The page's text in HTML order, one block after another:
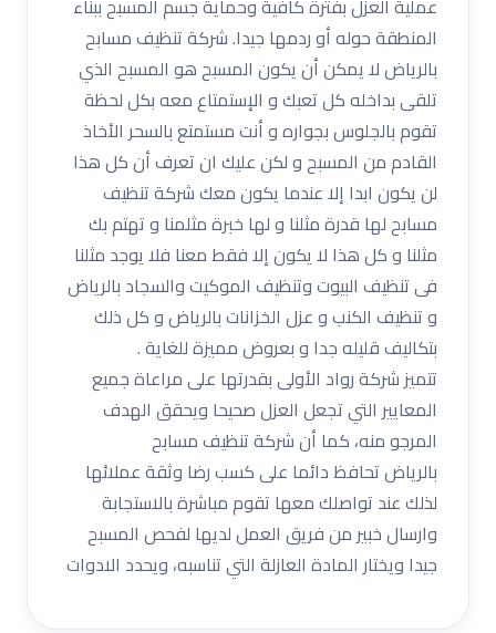
عملية العزل بفترة كافية وحماية جسم المسبح ببناء
المنطقة حوله أو ردمها جيدا. شركة تنظيف مسابح
بالرياض لا يمكن أن يكون المسبح هو المسبح الذي
تلقى بداخله كل تعبك و الإستمتاع معه بكل لحظة
تقوم بالجلوس بجواره و أنت مستمتع بالسحر الأخاذ
القادم من المسبح و لكن عليك ان تعرف أن كل هذا
لن يكون ابدا إلا عندما يكون معك شركة تنظيف
مسابح لها قدرة مثلنا و لها خبرة مثلمنا و تهتم بك
مثلنا و كل هذا لا يكون إلا فقط معنا فلا يوجد مثلنا
فى تنظيف البيوت وتنظيف الموكيت والسجاد بالرياض
و تنظيف الكنب و عزل الخزانات بالرياض و كل ذلك
بتكاليف قليله جدا و بعروض مميزة للغاية .
تتميز شركة رواد الأولى بقدرتها على مراعاة جميع
المعايير التي تجعل العزل صحيحا ويحقق الهدف
المرجو منه، كما أن شركة تنظيف مسابح
بالرياض تحافظ دائما على كسب رضا وثقة عملائها
لذلك عند تواصلك معها تقوم مباشرة بالاستجابة
وارسال خبير من فريق العمل لديها لفحص المسبح
جيدا ويختار المادة العازلة التي تناسبه، ويحدد الادوات